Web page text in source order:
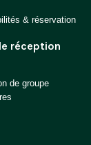
& réservation
réception
de groupe